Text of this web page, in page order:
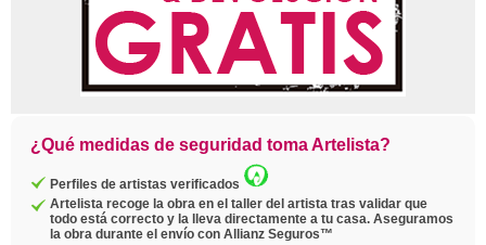
¿Qué medidas de seguridad toma Artelista?
Perfiles de artistas verificados
Artelista recoge la obra en el taller del artista tras validar que
todo está correcto y la lleva directamente a tu casa. Aseguramos
la obra durante el envío con Allianz Seguros™